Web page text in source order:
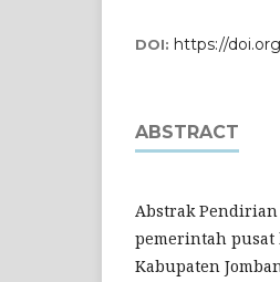
DOI: https://
ABSTRACT
Abstrak
pemerintah
Kabupaten